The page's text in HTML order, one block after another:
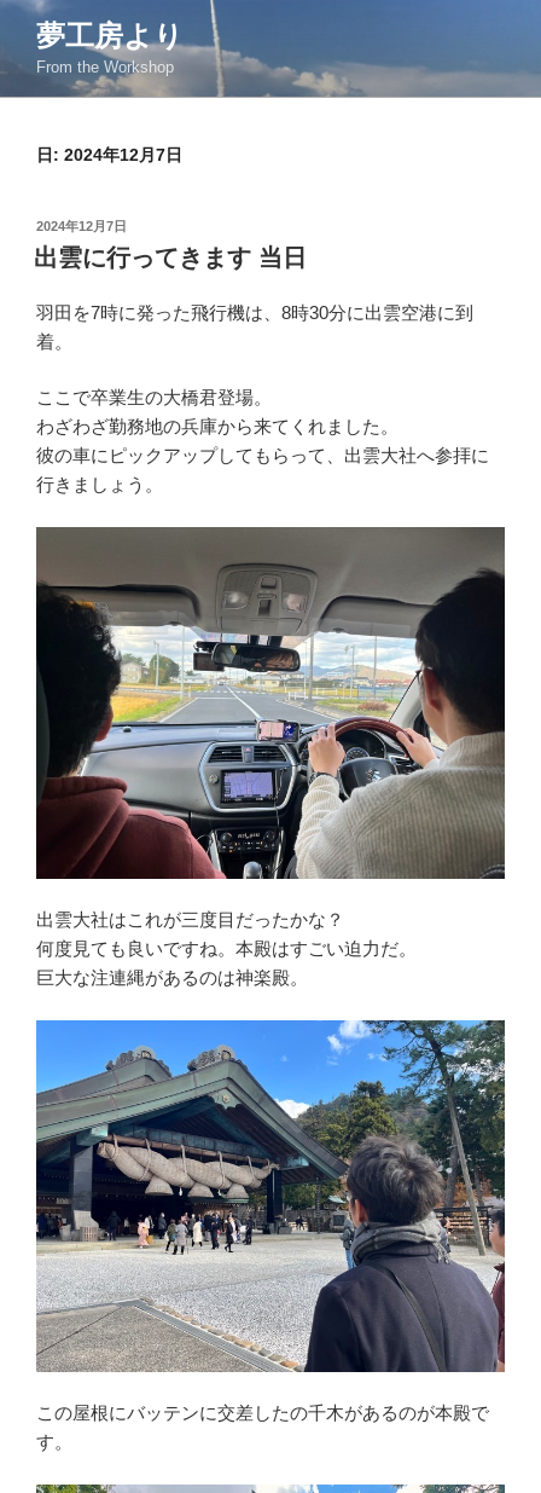
ン
夢工房より
From the Workshop
日: 2024年12月7日
投
稿
日:
2024年12月7日
出雲に行ってきます 当日
羽田を7時に発った飛行機は、8時30分に出雲空港に到
着。
ここで卒業生の大橋君登場。
わざわざ勤務地の兵庫から来てくれました。
彼の車にピックアップしてもらって、出雲大社へ参拝に
行きましょう。
出雲大社はこれが三度目だったかな？
何度見ても良いですね。本殿はすごい迫力だ。
巨大な注連縄があるのは神楽殿。
この屋根にバッテンに交差したの千木があるのが本殿で
す。